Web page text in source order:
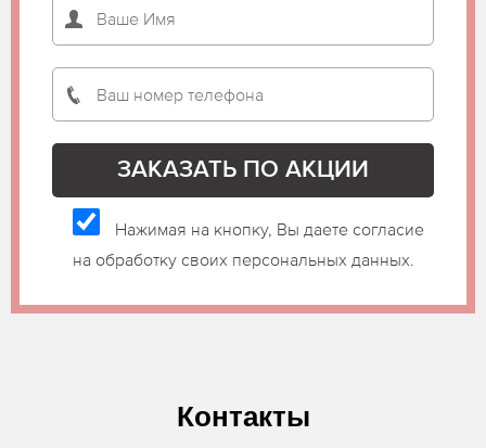
Нажимая на кнопку, Вы даете согласие
на обработку своих персональных данных.
Контакты